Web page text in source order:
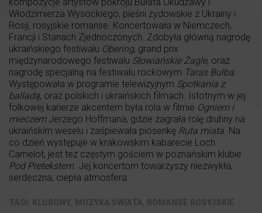
Włodzimierza Wysockiego, pieśni żydowskie z Ukrainy i
Rosji, rosyjskie romanse. Koncertowała w Niemczech,
Francji i Stanach Zjednoczonych. Zdobyła główną nagrodę
ukraińskiego festiwalu Obering, grand prix
międzynarodowego festiwalu Słowiańskie Żagle, oraz
nagrodę specjalną na festiwalu rockowym Taras Bulba
Występowała w programie telewizyjnym Spotkania z
balladą, oraz polskich i ukraińskich filmach. Istotnym w jej
folkowej karierze akcentem była rola w filmie Ogniem i
mieczemJerzego Hoffmana, gdzie zagrała rolę druhny na
ukraińskim weselu i zaśpiewała piosenkę Ruta miata . Na
co dzień występuje w krakowskim kabarecie Loch
Camelot, jest tez częstym gościem w poznańskim klubie
Pod Pretekstem. Jej koncertom towarzyszy niezwykła,
serdeczna, ciepła atmosfera.